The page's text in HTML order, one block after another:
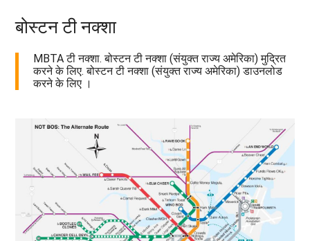
बोस्टन टी नक्शा
MBTA टी नक्शा. बोस्टन टी नक्शा (संयुक्त राज्य अमेरिका) मुद्रित
करने के लिए. बोस्टन टी नक्शा (संयुक्त राज्य अमेरिका) डाउनलोड
करने के लिए ।